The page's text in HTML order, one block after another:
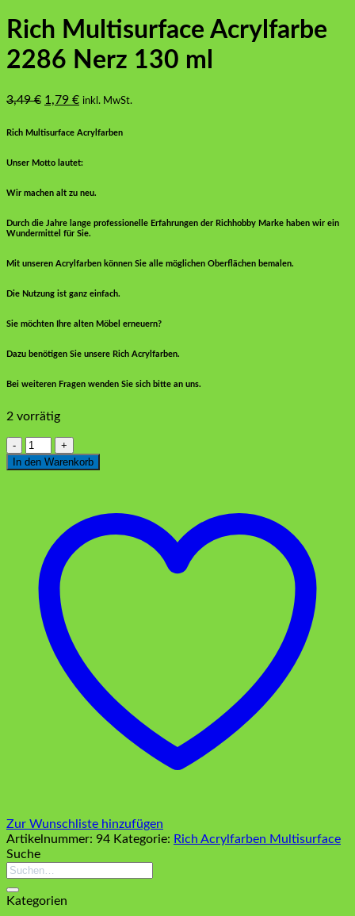
Rich Multisurface Acrylfarbe
2286 Nerz 130 ml
3,49€ Ursprünglicher
war:
1,79 €Aktueller
ist:
inkl. MwSt.
Rich Multisurface Acrylfarben
Unser Motto lautet:
Wir machen alt zu neu.
Durch die Jahre lange professionelle Erfahrungen der Richhobby Marke haben wir ein
Wundermittel für Sie.
Mit unseren Acrylfarben können Sie alle möglichen Oberflächen bemalen.
Die Nutzung ist ganz einfach.
Sie möchten Ihre alten Möbel erneuern?
Dazu benötigen Sie unsere Rich Acrylfarben.
Bei weiteren Fragen wenden Sie sich bitte an uns.
2 vorrätig
Rich
Multisurface
Acrylfarbe
Menge
In den Warenkorb
Zur Wunschliste hinzufügen
Artikelnummer: 94 Kategorie: Rich Acrylfarben Multisurface
Suche
Suchen
nach:
Kategorien